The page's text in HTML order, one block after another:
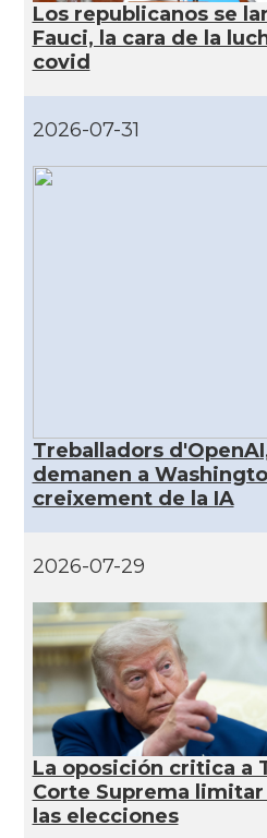
CAMON
CAMON
American
Casal
Casal
Casal
Acció
Acció
Acció
Acció
Los republicanos se
Fauci, la cara de la
covid
2026-07-31
Treballadors
demanen a
creixement de la IA
2026-07-29
La oposición critica a
Corte Suprema
las elecciones